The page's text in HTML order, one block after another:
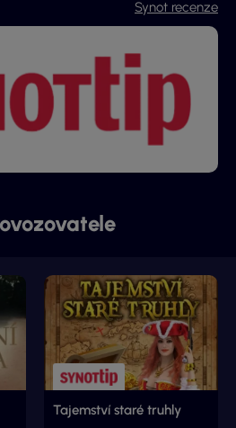
Synot recenze
Tajemství staré truhly